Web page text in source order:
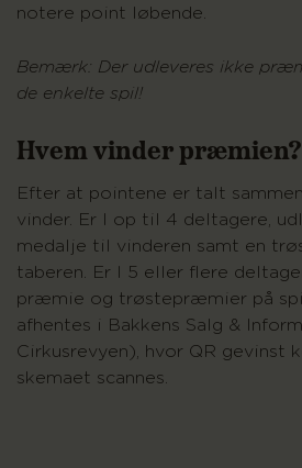
notere point løbende.
Bemærk: Der udleveres ikke
de enkelte spil!
Hvem vinder præmien?
Efter at pointene er talt
vinder. Er I op til 4 deltagere,
medalje til vinderen samt en
taberen. Er I 5 eller flere
præmie og trøstepræmier på
afhentes i Bakkens Salg &
Cirkusrevyen), hvor QR gevinst
skemaet scannes.